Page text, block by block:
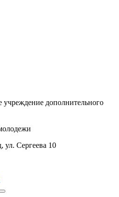
дополнительного
ул. Сергеева 10